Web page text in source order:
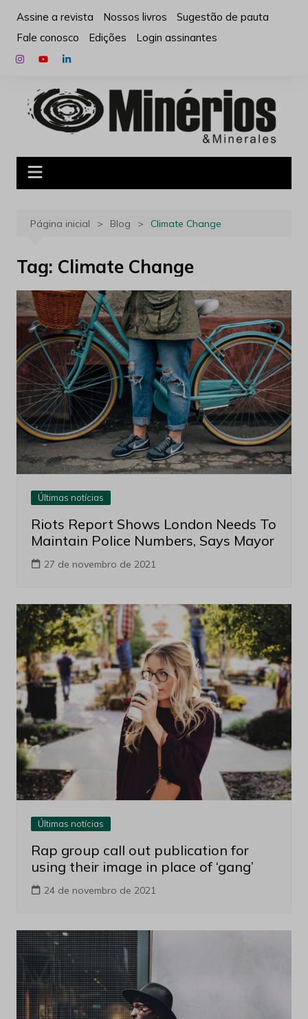
para
conteúdo
Assine a revista Nossos livros
Sugestão de pauta
Fale conosco
Edições Login assinantes
Página inicial Blog Climate Change
Tag: Climate Change
Últimas notícias
Riots Report Shows London Needs To
Maintain Police Numbers, Says Mayor
27 de novembro de 2021
Últimas notícias
Rap group call out publication for
using their image in place of ‘gang’
24 de novembro de 2021